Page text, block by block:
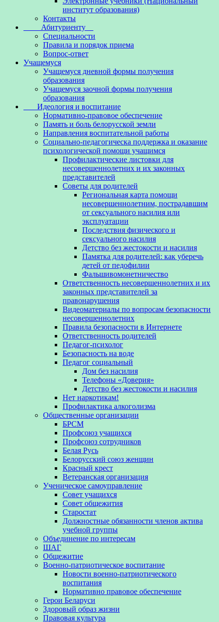
институт образования)
Контакты
Абитуриенту
Специальности
Правила и порядок приема
Вопрос-ответ
Учащемуся
Учащемуся дневной формы получения
образования
Учащемуся заочной формы получения
образования
Идеология и воспитание
Нормативно-правовое обеспечение
Память и боль белорусской земли
Направления воспитательной работы
Социально-педагогическа поддержка и оказание
психологической помощи учащимся
Профилактические листовки для
несовершеннолетних и их законных
представителей
Советы для родителей
Региональная карта помощи
несовершеннолетним, пострадавшим
от сексуального насилия или
эксплуатации
Последствия физического и
сексуального насилия
Детство без жестокости и насилия
Памятка для родителей: как уберечь
детей от педофилии
Фальшивомонетничество
Ответственность несовершеннолетних и их
законных представителей за
правонарушения
Видеоматериалы по вопросам безопасности
несовершеннолетних
Правила безопасности в Интернете
Ответственность родителей
Педагог-психолог
Безопасность на воде
Педагог социальный
Дом без насилия
Телефоны «Доверия»
Детство без жестокости и насилия
Нет наркотикам!
Профилактика алкоголизма
Общественные организации
БРСМ
Профсоюз учащихся
Профсоюз сотрудников
Белая Русь
Белорусский союз женщин
Красный крест
Ветеранская организация
Ученическое самоуправление
Совет учащихся
Совет общежития
Старостат
Должностные обязанности членов актива
учебной группы
Объединение по интересам
ШАГ
Общежитие
Военно-патриотическое воспитание
Новости военно-патриотического
воспитания
Нормативно правовое обеспечение
Герои Беларуси
Здоровый образ жизни
Правовая культура